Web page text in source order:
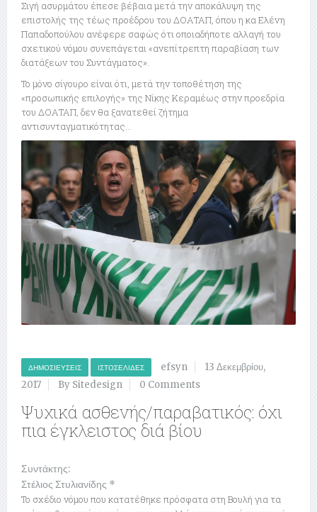
Σιγή ασυρμάτου έπεσε βέβαια μετά την αποκάλυψη της
επιστολής της τέως προέδρου του ΔΟΑΤΑΠ, όπου η κα Ελένη
Παπαδοπούλου ανέφερε σαφώς ότι οποιαδήποτε αλλαγή του
σχετικού νόμου συνεπάγεται «ανεπίτρεπτη παραβίαση των
διατάξεων του Συντάγματος».
Το μόνο σίγουρο είναι ότι, μετά την τοποθέτηση της
«προσωπικής επιλογής» της Νίκης Κεραμέως στην προεδρία
του ΔΟΑΤΑΠ, δεν θα ξανατεθεί ζήτημα
αντισυνταγματικότητας…
ΔΗΜΟΣΙΕΎΣΕΙΣ ΙΣΤΟΣΕΛΊΔΕΣ efsyn
13 Δεκεμβρίου,
2017
By Sitedesign 0 Comments
Ψυχικά ασθενής/παραβατικός: όχι
πια έγκλειστος διά βίου
Συντάκτης:
Στέλιος Στυλιανίδης *
Το σχέδιο νόμου που κατατέθηκε πρόσφατα στη Βουλή για τα